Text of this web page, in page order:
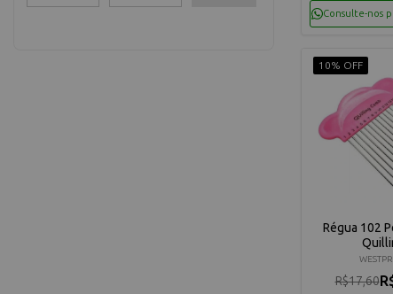
Consulte-nos
10% OFF
Régua 102
R$17,60